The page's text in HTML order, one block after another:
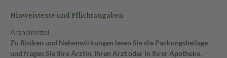
Hinweistexte und Pflichtangaben
Arzneimittel
Zu Risiken und Nebenwirkungen lesen Sie die Packungsbeilage
und fragen Sie Ihre Ärztin, Ihren Arzt oder in Ihrer Apotheke.